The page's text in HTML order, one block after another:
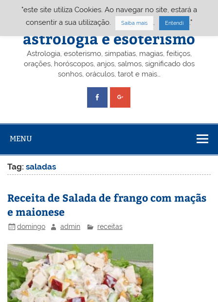
Portal A&E – Portal
astrologia e esoterismo
Astrologia, esoterismo, simpatias, magias, feitiços,
orações, horóscopos, anjos, salmos, significado dos
sonhos, oráculos, tarot e mais…
MENU
Tag:saladas
Receita de Salada de frango com maçãs
e maionese
domingo admin receitas
"este site utiliza Cookies. Ao navegar no site, estará a
consentir a sua utilização.
Saiba mais Entendi ."